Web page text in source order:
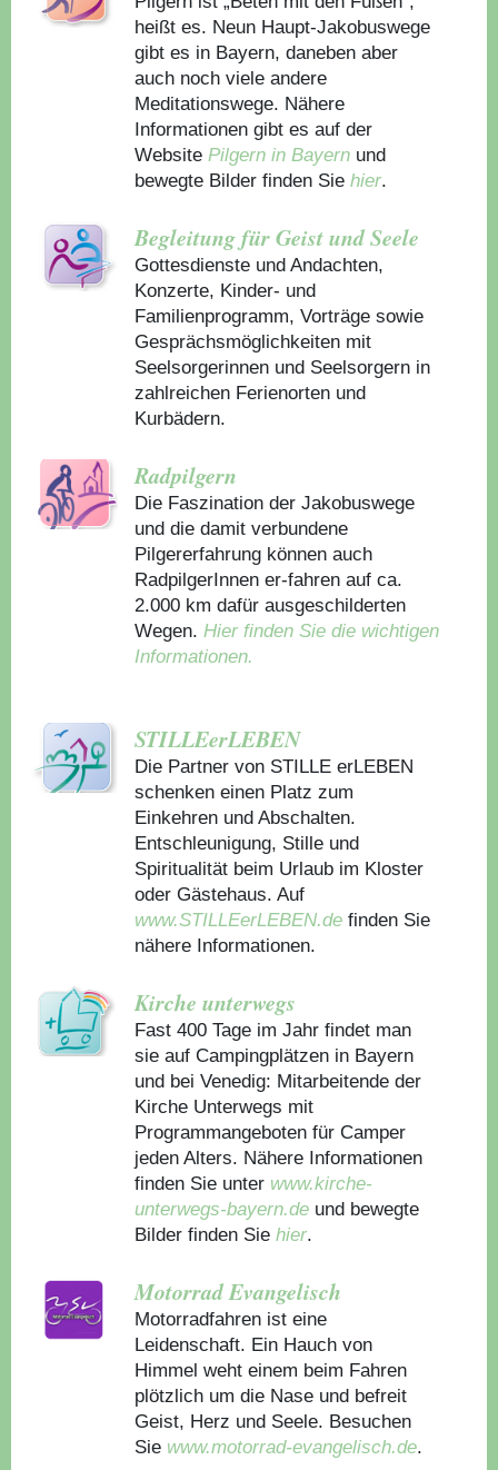
heißt es. Neun Haupt-Jakobuswege
gibt es in Bayern, daneben aber
auch noch viele andere
Meditationswege. Nähere
Informationen gibt es auf der
WebsitePilgern in Bayern und
bewegte Bilder finden Sie hier.
Begleitung für Geist und Seele
Gottesdienste und Andachten,
Konzerte, Kinder- und
Familienprogramm, Vorträge sowie
Gesprächsmöglichkeiten mit
Seelsorgerinnen und Seelsorgern in
zahlreichen Ferienorten und
Kurbädern.
Radpilgern
Die Faszination der Jakobuswege
und die damit verbundene
Pilgererfahrung können auch
RadpilgerInnen er-fahren auf ca.
2.000 km dafür ausgeschilderten
Wegen.Hier finden Sie die wichtigen
Informationen.
STILLEerLEBEN
Die Partner von STILLE erLEBEN
schenken einen Platz zum
Einkehren und Abschalten.
Entschleunigung, Stille und
Spiritualität beim Urlaub im Kloster
oder Gästehaus. Auf
www.STILLEerLEBEN.de finden Sie
nähere Informationen.
Kirche unterwegs
Fast 400 Tage im Jahr findet man
sie auf Campingplätzen in Bayern
und bei Venedig: Mitarbeitende der
Kirche Unterwegs mit
Programmangeboten für Camper
jeden Alters. Nähere Informationen
finden Sie unter www.kirche-
unterwegs-bayern.de und bewegte
Bilder finden Sie hier.
Motorrad Evangelisch
Motorradfahren ist eine
Leidenschaft. Ein Hauch von
Himmel weht einem beim Fahren
plötzlich um die Nase und befreit
Geist, Herz und Seele. Besuchen
Sie www.motorrad-evangelisch.de.